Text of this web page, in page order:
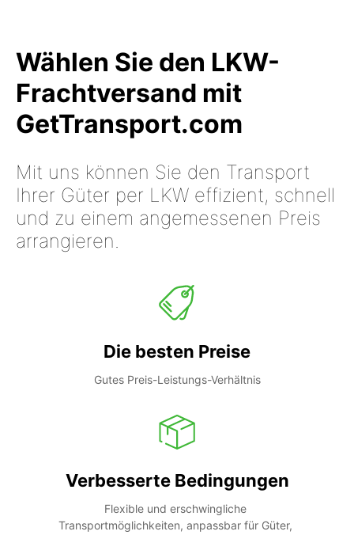
Wählen Sie den LKW-
Frachtversand mit
GetTransport.com
Mit uns können Sie den Transport
Ihrer Güter per LKW effizient, schnell
und zu einem angemessenen Preis
arrangieren.
Die besten Preise
Gutes Preis-Leistungs-Verhältnis
Verbesserte Bedingungen
Flexible und erschwingliche
Transportmöglichkeiten, anpassbar für Güter,